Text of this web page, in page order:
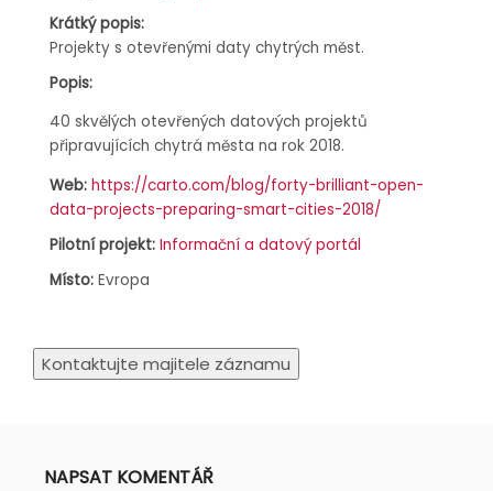
Krátký popis:
Projekty s otevřenými daty chytrých měst.
Popis:
40 skvělých otevřených datových projektů
připravujících chytrá města na rok 2018.
Web: https://carto.com/blog/forty-brilliant-open-
data-projects-preparing-smart-cities-2018/
Pilotní projekt: Informační a datový portál
Místo: Evropa
NAPSAT KOMENTÁŘ